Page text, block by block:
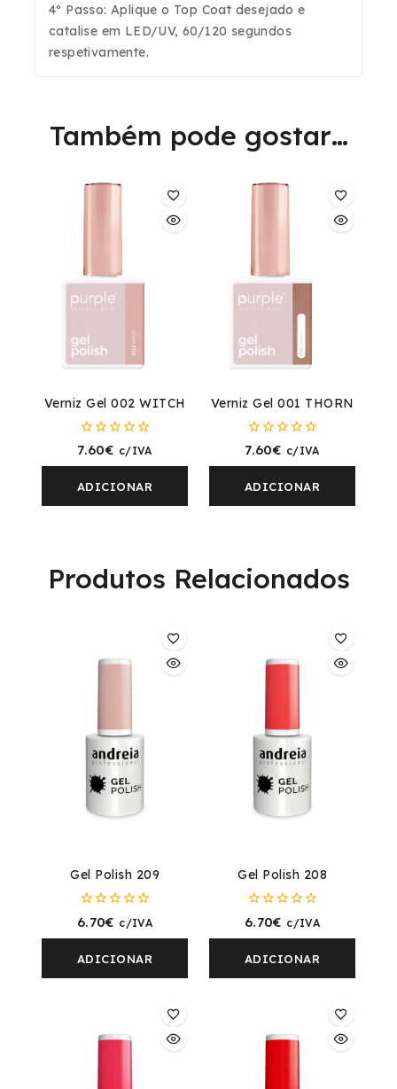
4º Passo: Aplique o Top Coat desejado e
catalise em LED/UV, 60/120 segundos
respetivamente.
Também pode gostar…
Verniz Gel 002 WITCH
0
5
7.60€ c/IVA
ADICIONAR
Verniz Gel 001 THORN
0
5
7.60€ c/IVA
ADICIONAR
Produtos Relacionados
Gel Polish 209
0
fora
5
6.70€ c/IVA
ADICIONAR
Gel Polish 208
0
fora
5
6.70€ c/IVA
ADICIONAR